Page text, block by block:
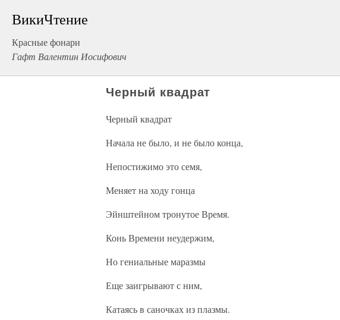
ВикиЧтение
Красные фонари
Гафт Валентин Иосифович
Черный квадрат
Черный квадрат
Начала не было, и не было конца,
Непостижимо это семя,
Меняет на ходу гонца
Эйнштейном тронутое Время.
Конь Времени неудержим,
Но гениальные маразмы
Еще заигрывают с ним,
Катаясь в саночках из плазмы.